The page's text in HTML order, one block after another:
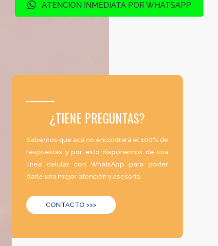
ATENCION INMEDIATA POR WHATSAPP
¿TIENE PREGUNTAS?
Sabemos que acá no encontrará el 100% de
respuestas y por esto disponemos de una
linea celular con WhatsApp para poder
darle una mejor atención y asesoría.
CONTACTO >>>